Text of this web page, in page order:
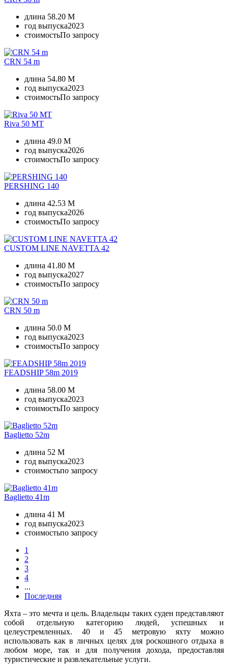
длина 58.20 M
год выпуска2023
стоимостьПо запросу
CRN 54 m
длина 54.80 M
год выпуска2023
стоимостьПо запросу
Riva 50 MT
длина 49.0 M
год выпуска2026
стоимостьПо запросу
PERSHING 140
длина 42.53 M
год выпуска2026
стоимостьПо запросу
CUSTOM LINE NAVETTA 42
длина 41.80 M
год выпуска2027
стоимостьПо запросу
CRN 50 m
длина 50.0 M
год выпуска2023
стоимостьПо запросу
FEADSHIP 58m 2019
длина 58.00 M
год выпуска2023
стоимостьПо запросу
Baglietto 52m
длина 52 M
год выпуска2023
стоимостьпо запросу
Baglietto 41m
длина 41 M
год выпуска2023
стоимостьпо запросу
1
2
3
4
...
Последняя
Яхта – это мечта и цель. Владельцы таких суден представляют
собой отдельную категорию людей, успешных и
целеустремленных. 40 и 45 метровую яхту можно
использовать как в личных целях для роскошного отдыха в
любом море, так и для получения дохода, предоставляя
туристические и развлекательные услуги.